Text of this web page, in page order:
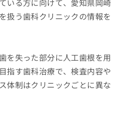
いる方に向けて、愛知県岡崎
扱う歯科クリニックの情報を
を失った部分に人工歯根を用
指す歯科治療で、検査内容や
体制はクリニックごとに異な